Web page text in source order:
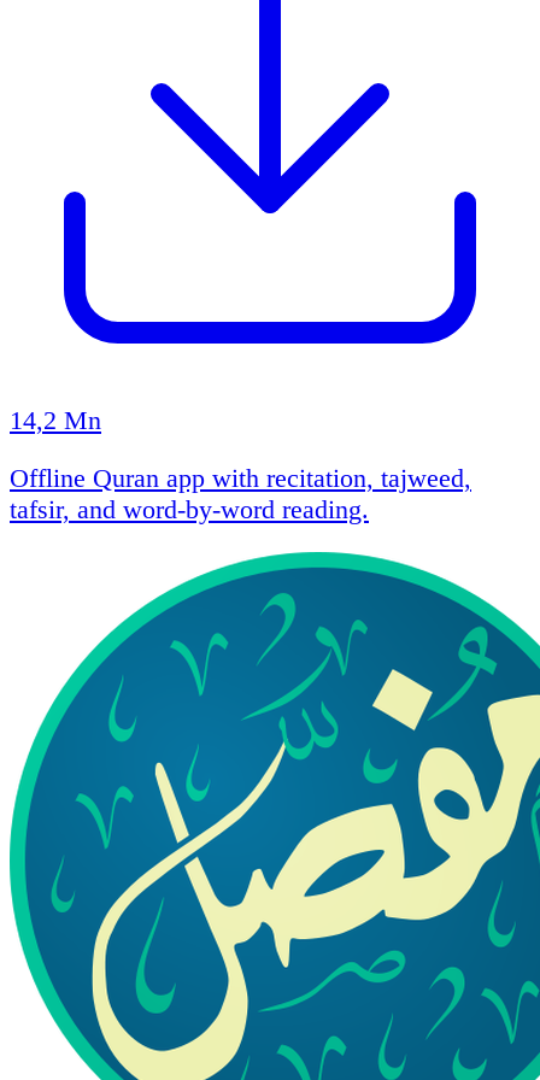
14,2 Mn
Offline Quran app with recitation, tajweed,
tafsir, and word-by-word reading.